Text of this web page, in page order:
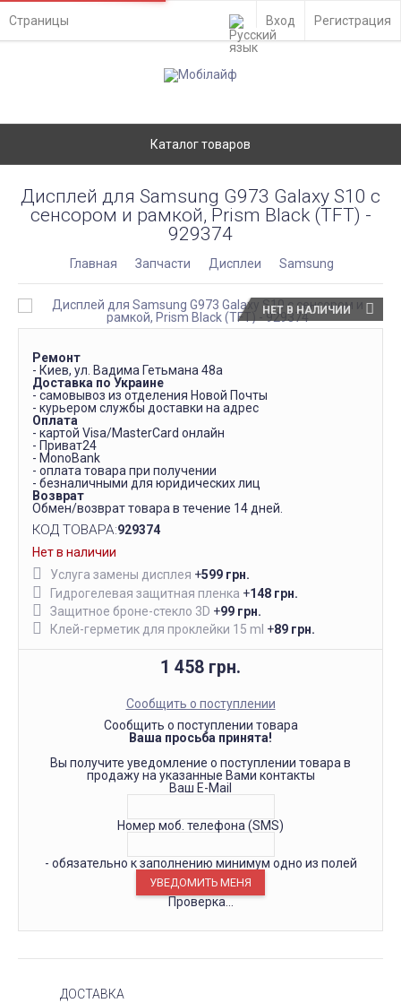
Страницы Вход Регистрация
Каталог товаров
Дисплей для Samsung G973 Galaxy S10 с
сенсором и рамкой, Prism Black (TFT) -
929374
Главная Запчасти Дисплеи Samsung
НЕТ В НАЛИЧИИ
Ремонт
- Киев, ул. Вадима Гетьмана 48а
Доставка по Украине
- самовывоз из отделения Новой Почты
- курьером службы доставки на адрес
Оплата
- картой Visa/MasterCard онлайн
- Приват24
- MonoBank
- оплата товара при получении
- безналичными для юридических лиц
Возврат
Обмен/возврат товара в течение 14 дней.
КОД ТОВАРА:929374
Нет в наличии
Услуга замены дисплея +599 грн.
Гидрогелевая защитная пленка +148 грн.
Защитное броне-стекло 3D +99 грн.
Клей-герметик для проклейки 15 ml +89 грн.
1 458 грн.
Сообщить о поступлении
Сообщить о поступлении товара
Ваша просьба принята!
Вы получите уведомление о поступлении товара в
продажу на указанные Вами контакты
Ваш E-Mail
Номер моб. телефона (SMS)
- обязательно к заполнению минимум одно из полей
Проверка...
ДОСТАВКА